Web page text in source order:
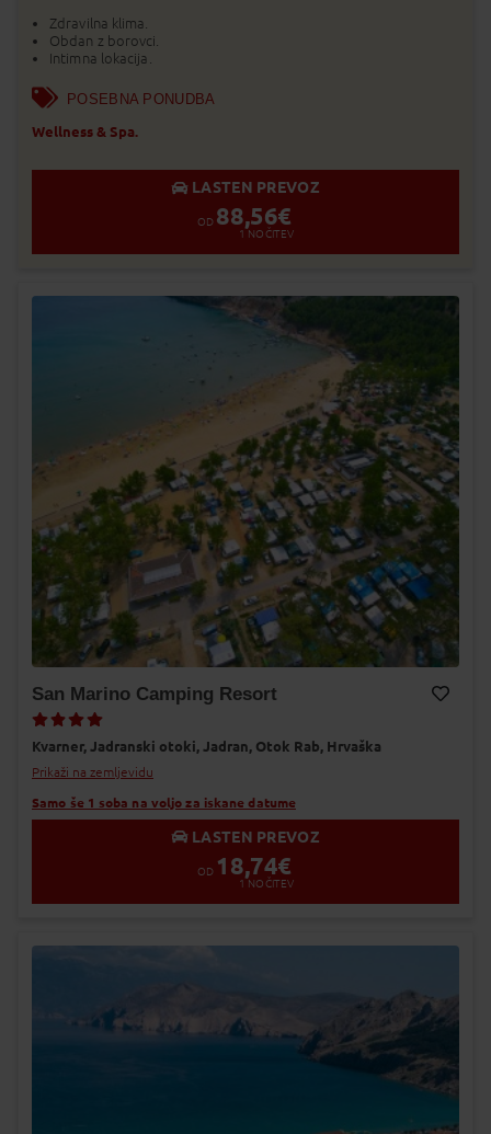
Zdravilna klima.
Obdan z borovci.
Intimna lokacija.
POSEBNA PONUDBA
Wellness & Spa.
LASTEN PREVOZ
OD 88,56€
1 NOČITEV
San Marino Camping Resort
Kvarner, Jadranski otoki, Jadran, Otok Rab, Hrvaška
Prikaži na zemljevidu
Samo še 1 soba na voljo za iskane datume
LASTEN PREVOZ
OD 18,74€
1 NOČITEV